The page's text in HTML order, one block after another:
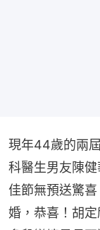
現年44歲的兩
科醫生男友陳
佳節無預送驚
婚，恭喜！胡